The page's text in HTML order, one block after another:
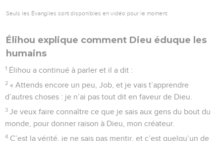
Seuls les Évangiles sont disponibles en vidéo pour le moment.
Élihou explique comment Dieu éduque les
humains
1 Élihou a continué à parler et il a dit :
2 « Attends encore un peu, Job, et je vais t’apprendre
d’autres choses : je n’ai pas tout dit en faveur de Dieu.
3 Je veux faire connaître ce que je sais aux gens du bout du
monde, pour donner raison à Dieu, mon créateur.
4 C’est la vérité, je ne sais pas mentir, et c’est quelqu’un de